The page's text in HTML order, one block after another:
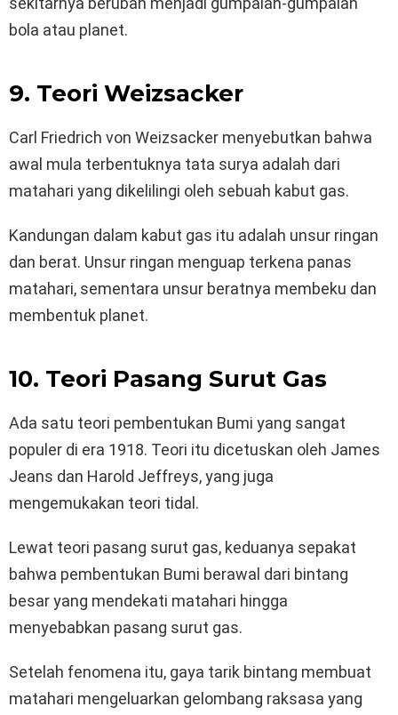
bola atau planet.
9. Teori Weizsacker
Carl Friedrich von Weizsacker menyebutkan bahwa
awal mula terbentuknya tata surya adalah dari
matahari yang dikelilingi oleh sebuah kabut gas.
Kandungan dalam kabut gas itu adalah unsur ringan
dan berat. Unsur ringan menguap terkena panas
matahari, sementara unsur beratnya membeku dan
membentuk planet.
10. Teori Pasang Surut Gas
Ada satu teori pembentukan Bumi yang sangat
populer di era 1918. Teori itu dicetuskan oleh James
Jeans dan Harold Jeffreys, yang juga
mengemukakan teori tidal.
Lewat teori pasang surut gas, keduanya sepakat
bahwa pembentukan Bumi berawal dari bintang
besar yang mendekati matahari hingga
menyebabkan pasang surut gas.
Setelah fenomena itu, gaya tarik bintang membuat
matahari mengeluarkan gelombang raksasa yang